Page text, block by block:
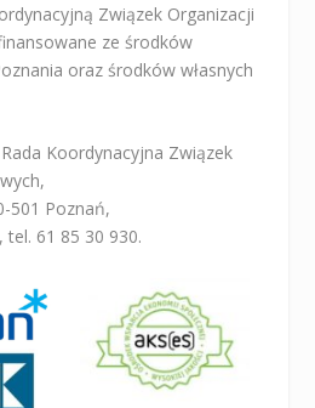
Związek Organizacji
ze środków
oraz środków własnych
Koordynacyjna Związek
501 Poznań,
61 85 30 930.